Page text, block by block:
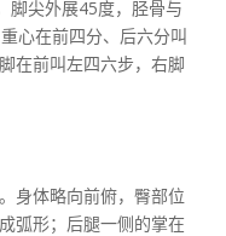
脚尖外展45度，胫骨与
心在前四分、后六分叫
在前叫左四六步，右脚
身体略向前俯，臀部位
弧形；后腿一侧的掌在